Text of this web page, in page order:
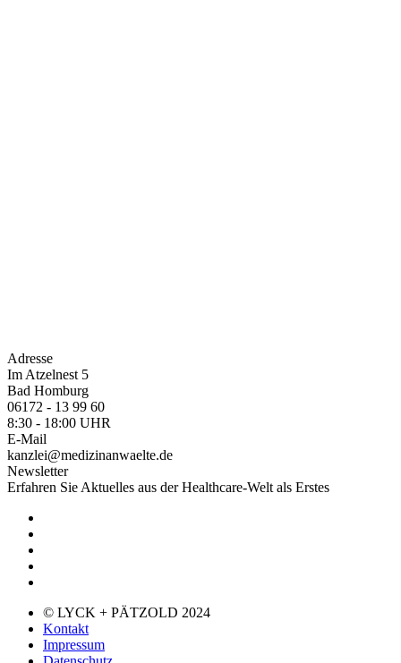
Adresse
Im Atzelnest 5
Bad Homburg
06172 - 13 99 60
8:30 - 18:00 UHR
E-Mail
kanzlei@medizinanwaelte.de
Newsletter
Erfahren Sie Aktuelles aus der Healthcare-Welt als Erstes
© LYCK + PÄTZOLD 2024
Kontakt
Impressum